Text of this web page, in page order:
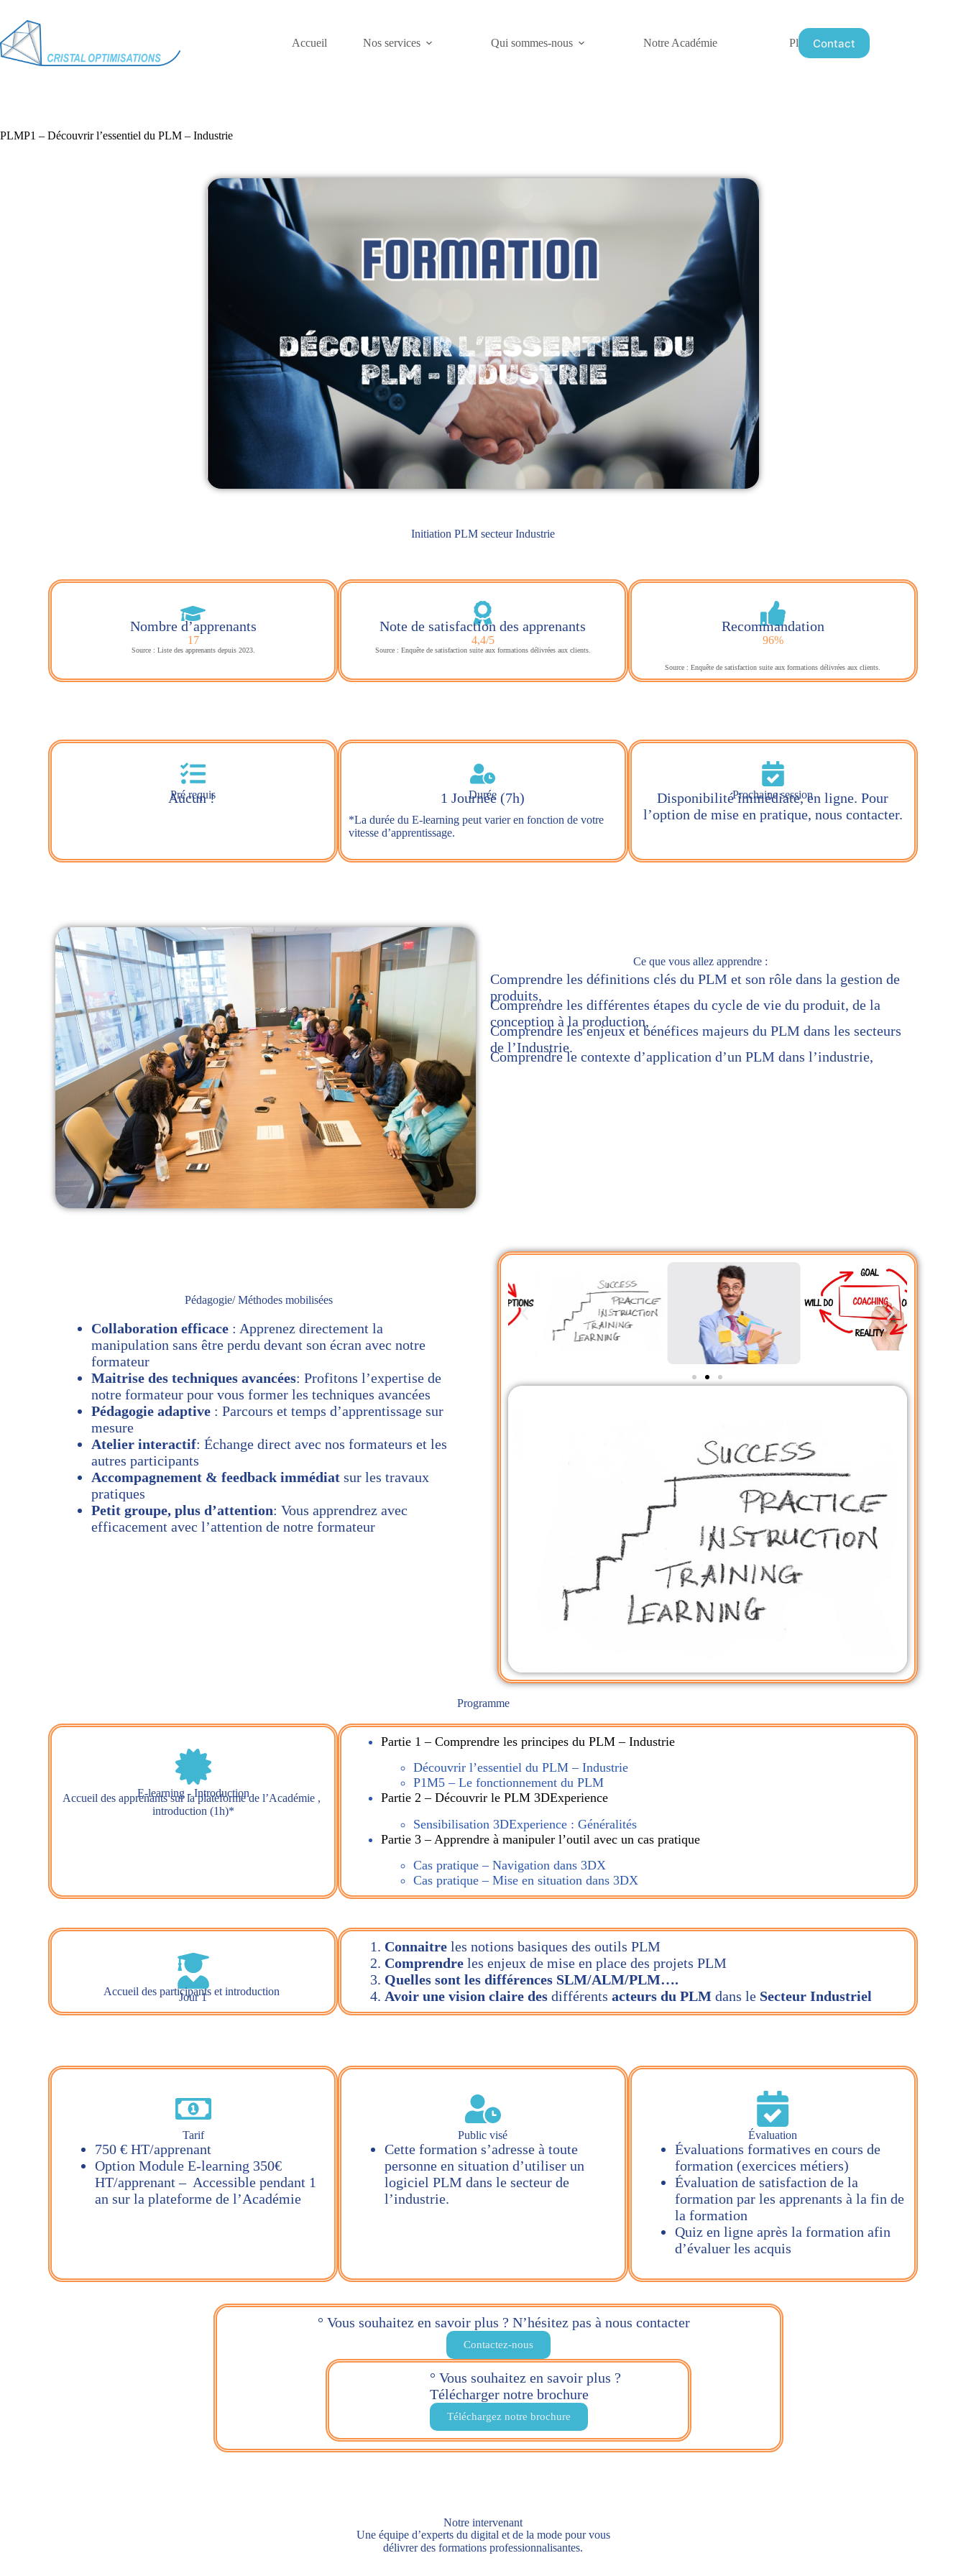
Accueil Nos services Qui sommes-nous Notre Académie Plus Contact
PLMP1 – Découvrir l’essentiel du PLM – Industrie
Initiation PLM secteur Industrie
Nombre d’apprenants
17
Source : Liste des apprenants depuis 2023.
Note de satisfaction des apprenants
4,4/5
Source : Enquête de satisfaction suite aux formations délivrées aux clients.
Recommandation
96%
Source : Enquête de satisfaction suite aux formations délivrées aux clients.
Pré requis
Aucun ! Durée
1 Journée (7h)
*La durée du E-learning peut varier en fonction de votre
vitesse d’apprentissage.
Prochaine session
Disponibilité immédiate, en ligne. Pour
l’option de mise en pratique, nous contacter.
Ce que vous allez apprendre :
Comprendre les définitions clés du PLM et son rôle dans la gestion de
produits,
Comprendre les différentes étapes du cycle de vie du produit, de la
conception à la production,
Comprendre les enjeux et bénéfices majeurs du PLM dans les secteurs
de l’Industrie.
Comprendre le contexte d’application d’un PLM dans l’industrie,
Pédagogie/ Méthodes mobilisées
Collaboration efficace : Apprenez directement la
manipulation sans être perdu devant son écran avec notre
formateur
Maitrise des techniques avancées: Profitons l’expertise de
notre formateur pour vous former les techniques avancées
Pédagogie adaptive : Parcours et temps d’apprentissage sur
mesure
Atelier interactif: Échange direct avec nos formateurs et les
autres participants
Accompagnement & feedback immédiat sur les travaux
pratiques
Petit groupe, plus d’attention: Vous apprendrez avec
efficacement avec l’attention de notre formateur
Programme
E-learning - Introduction
Accueil des apprenants sur la plateforme de l’Académie ,
introduction (1h)*
Partie 1 – Comprendre les principes du PLM – Industrie
Découvrir l’essentiel du PLM – Industrie
P1M5 – Le fonctionnement du PLM
Partie 2 – Découvrir le PLM 3DExperience
Sensibilisation 3DExperience : Généralités
Partie 3 – Apprendre à manipuler l’outil avec un cas pratique
Cas pratique – Navigation dans 3DX
Cas pratique – Mise en situation dans 3DX
Jour 1
Accueil des participants et introduction
Connaitreles notions basiques des outils PLM
Comprendreles enjeux de mise en place des projets PLM
Quelles sont les différences SLM/ALM/PLM….
Avoir une vision claire desdifférentsacteurs du PLMdans le Secteur Industriel
Tarif
750 € HT/apprenant
Option Module E-learning 350€
HT/apprenant – Accessible pendant 1
an sur la plateforme de l’Académie
Public visé
Cette formation s’adresse à toute
personne en situation d’utiliser un
logiciel PLM dans le secteur de
l’industrie.
Évaluation
Évaluations formatives en cours de
formation (exercices métiers)
Évaluation de satisfaction de la
formation par les apprenants à la fin de
la formation
Quiz en ligne après la formation afin
d’évaluer les acquis
° Vous souhaitez en savoir plus ? N’hésitez pas à nous contacter
Contactez-nous
° Vous souhaitez en savoir plus ?
Télécharger notre brochure
Téléchargez notre brochure
Notre intervenant
Une équipe d’experts du digital et de la mode pour vous
délivrer des formations professionnalisantes.